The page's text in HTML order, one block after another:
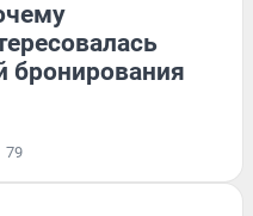
бронирования
79